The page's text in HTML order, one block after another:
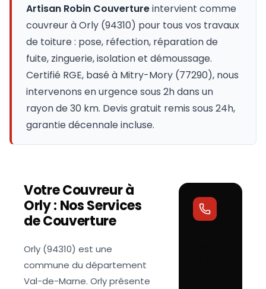
Artisan Robin Couvertureintervient comme
couvreur àOrly (94310) pour tous vos travaux
de toiture : pose, réfection, réparation de
fuite, zinguerie, isolation et démoussage.
Certifié RGE, basé à Mitry-Mory (77290), nous
intervenons en urgence sous 2h dans un
rayon de 30 km. Devis gratuit remis sous 24h,
garantie décennale incluse.
Votre Couvreur à
Orly: Nos Services
de Couverture
Orly (94310) est une
commune du département
Val-de-Marne. Orly présente